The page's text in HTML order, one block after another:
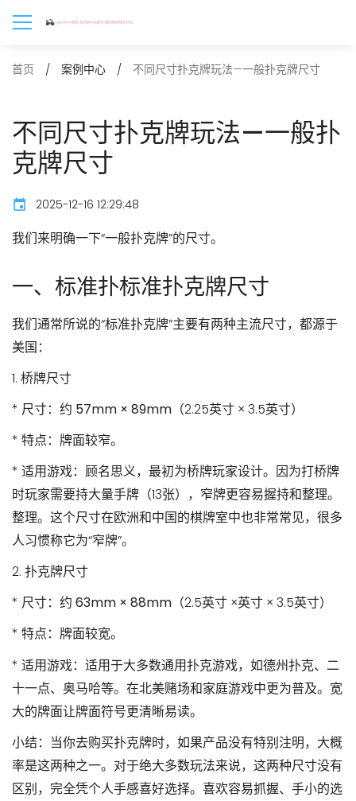
首页 案例中心 不同尺寸扑克牌玩法—一般扑克牌尺寸
不同尺寸扑克牌玩法—一般扑
克牌尺寸
2025-12-16 12:29:48
我们来明确一下“一般扑克牌”的尺寸。
一、标准扑标准扑克牌尺寸
我们通常所说的“标准扑克牌”主要有两种主流尺寸，都源于
美国：
1. 桥牌尺寸
* 尺寸：约 57mm × 89mm （2.25英寸 × 3.5英寸）
* 特点：牌面较窄。
* 适用游戏：顾名思义，最初为桥牌玩家设计。因为打桥牌
时玩家需要持大量手牌（13张），窄牌更容易握持和整理。
整理。这个尺寸在欧洲和中国的棋牌室中也非常常见，很多
人习惯称它为“窄牌”。
2. 扑克牌尺寸
* 尺寸：约 63mm × 88mm （2.5英寸 ×英寸 × 3.5英寸）
* 特点：牌面较宽。
* 适用游戏：适用于大多数通用扑克游戏，如德州扑克、二
十一点、奥马哈等。在北美赌场和家庭游戏中更为普及。宽
大的牌面让牌面符号更清晰易读。
小结：当你去购买扑克牌时，如果产品没有特别注明，大概
率是这两种之一。对于绝大多数玩法来说，这两种尺寸没有
区别，完全凭个人手感喜好选择。 喜欢容易抓握、手小的选